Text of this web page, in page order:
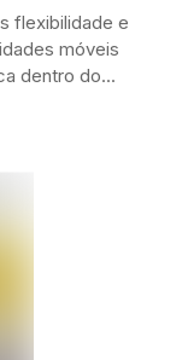
flexibilidade e
móveis
dentro do...